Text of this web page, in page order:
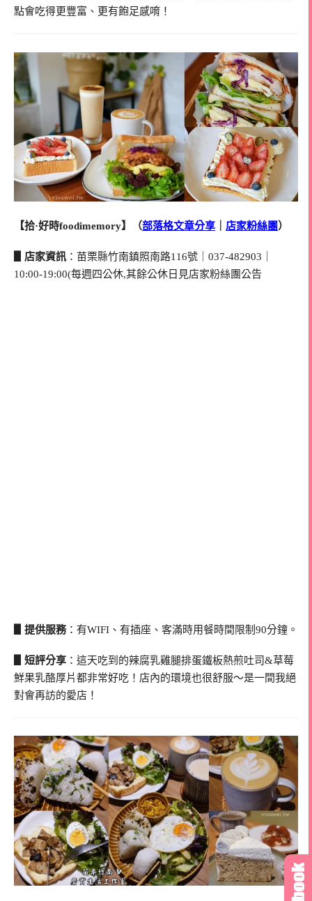
點會吃得更豐富、更有飽足感唷！
【拾·好時foodimemory】（部落格文章分享 店家粉絲團）
▋店家資訊 ：苗栗縣竹南鎮照南路116號｜037-482903｜
10:00-19:00(每週四公休,其餘公休日見店家粉絲團公告
▋提供服務：有WIFI、有插座、客滿時用餐時間限制90分鐘。
▋短評分享 ：這天吃到的辣腐乳雞腿排蛋鐵板熱煎吐司&草莓
鮮果乳酪厚片都非常好吃！店內的環境也很舒服～是一間我絕
對會再訪的愛店！